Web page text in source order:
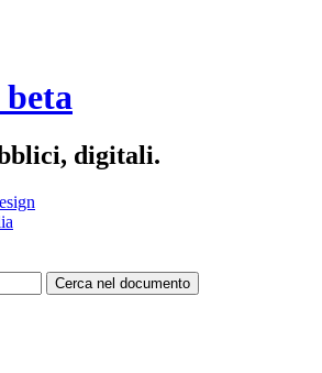
beta
digitali.
Cerca nel documento